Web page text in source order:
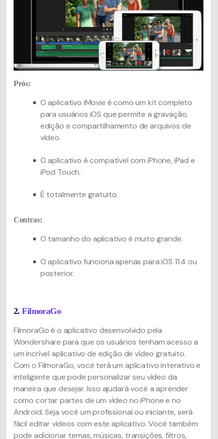
Prós:
O aplicativo iMovie é como um kit completo
para usuários iOS que permite a gravação,
edição e compartilhamento de arquivos de
vídeo.
O aplicativo é compatível com iPhone, iPad e
iPod Touch.
É totalmente gratuito.
Contras:
O tamanho do aplicativo é muito grande.
O aplicativo funciona apenas para iOS 11.4 ou
posterior.
2.FilmoraGo
FilmoraGo é o aplicativo desenvolvido pela
Wondershare para que os usuários tenham acesso a
um incrível aplicativo de edição de vídeo gratuito.
Com o FilmoraGo, você terá um aplicativo interativo e
inteligente que pode personalizar seu vídeo da
maneira que desejar. Isso ajudará você a aprender
como cortar partes de um vídeo no iPhone e no
Android. Seja você um profissional ou iniciante, será
fácil editar vídeos com este aplicativo. Você também
pode adicionar temas, músicas, transições, filtros,